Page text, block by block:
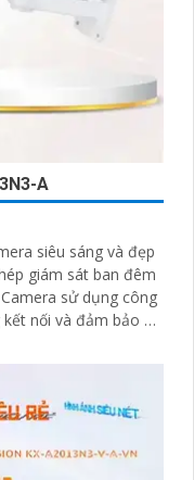
A
siêu sáng và đẹp
giám sát ban đêm
nối và đảm bảo độ